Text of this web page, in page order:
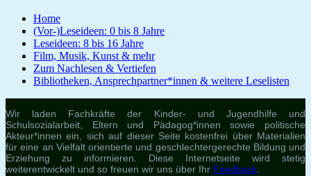
Home
(Vor-)Leseideen: 0 bis 8 Jahre
Leseideen: 8 bis 16 Jahre
Film, Musik, Kunst & mehr
Zum Nachlesen & Vertiefen
Bibliotheken, Ansprechpartner*innen & weitere Leselisten
Wir laden Fachkräfte der Kinder- und Jugendhilfe und
Schulsozialarbeit, Eltern und Pädagog*innen sowie politische
Akteur*innen ein, sich auf dieser Seite kostenfrei über Materialien
für eine an Vielfalt orientierte und geschlechtergerechte Bildung und
Erziehung zu informieren. Diese Internetseite wird stetig
weiterentwickelt und so freuen wir uns über Ihr Feedback